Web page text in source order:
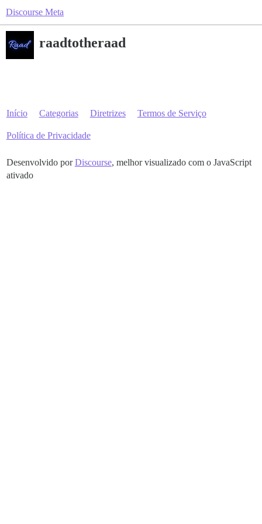
Discourse Meta
raadtotheraad
Início Categorias Diretrizes Termos de Serviço
Política de Privacidade
Desenvolvido porDiscourse, melhor visualizado com o JavaScript
ativado